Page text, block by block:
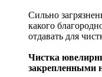
Сильно
какого
отдавать для
Чистка
закрепленными